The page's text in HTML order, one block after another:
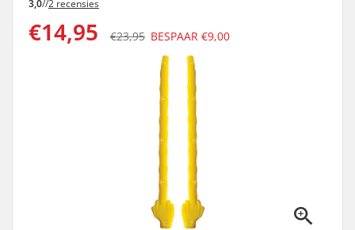
3,0//2 recensies
€14,95 €23,95 BESPAAR €9,00